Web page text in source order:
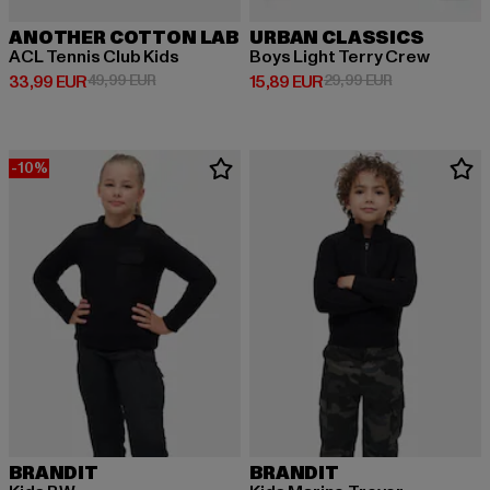
ANOTHER COTTON LAB
ACL Tennis Club Kids
33,99 EUR
Derzeitiger Preis: 33,99 EUR
49,99 EURAktionspreis: 49,99 EUR
URBAN CLASSICS
Boys Light Terry Crew
15,89 EUR
Derzeitiger Preis: 15,89 EUR
29,99 EURAktionspreis:
-10%
BRANDIT BRANDIT